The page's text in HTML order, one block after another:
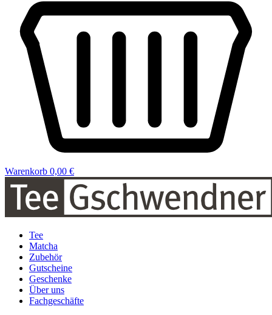
Warenkorb 0,00 €
Tee
Matcha
Zubehör
Gutscheine
Geschenke
Über uns
Fachgeschäfte